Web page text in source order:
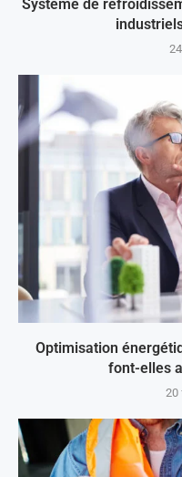
Système de
Optimisation
font-elles
20